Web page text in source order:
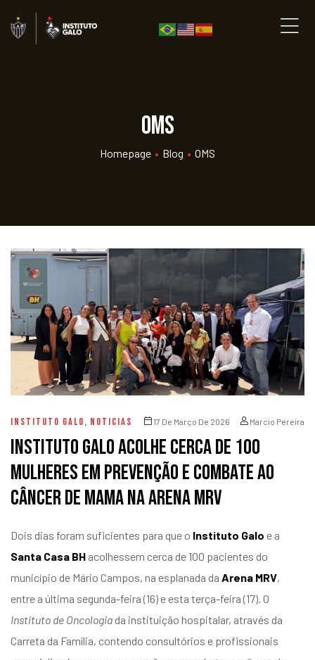
OMS
Homepage • Blog • OMS
INSTITUTO GALO, NOTICIAS 17 De Março De 2026 Marcio Pereira
Instituto Galo acolhe cerca de 100
mulheres em prevenção e combate ao
câncer de mama na Arena MRV
Dois dias foram suficientes para que o Instituto Galo e a
Santa Casa BH acolhessem cerca de 100 pacientes do
município de Mário Campos, na esplanada da Arena MRV,
entre a última segunda-feira (16) e esta terça-feira (17). O
Instituto de Oncologia da instituição hospitalar, através da
Carreta da Família, contendo consultórios e profissionais